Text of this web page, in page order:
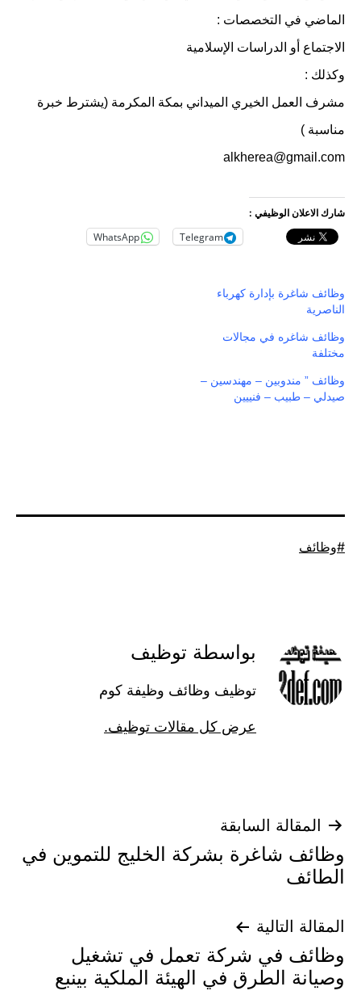
الماضي في التخصصات :
الاجتماع أو الدراسات الإسلامية
وكذلك :
مشرف العمل الخيري الميداني بمكة المكرمة (يشترط خبرة
مناسبة )
alkherea@gmail.com
شارك الاعلان الوظيفي :
Telegram
WhatsApp
وظائف شاغرة بإدارة كهرباء
الناصرية
وظائف شاغره في مجالات
مختلفة
وظائف ” مندوبين – مهندسين –
صيدلي – طبيب – فنييين
موسوم
وظائف
بواسطة توظيف
توظيف وظائف وظيفة كوم
عرض كل مقالات توظيف.
تصفّح
المقالات
المقالة السابقة
وظائف شاغرة بشركة الخليج للتموين في
الطائف
المقالة التالية
وظائف في شركة تعمل في تشغيل
وصيانة الطرق في الهيئة الملكية بينبع